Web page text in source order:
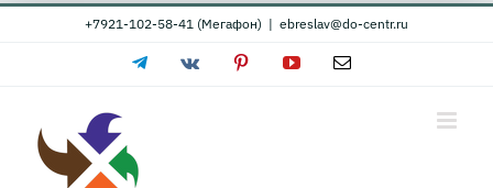
Skip
+7921-102-58-41 (Мегафон) | ebreslav@do-centr.ru
TelegramVk PinterestYouTubeEmail